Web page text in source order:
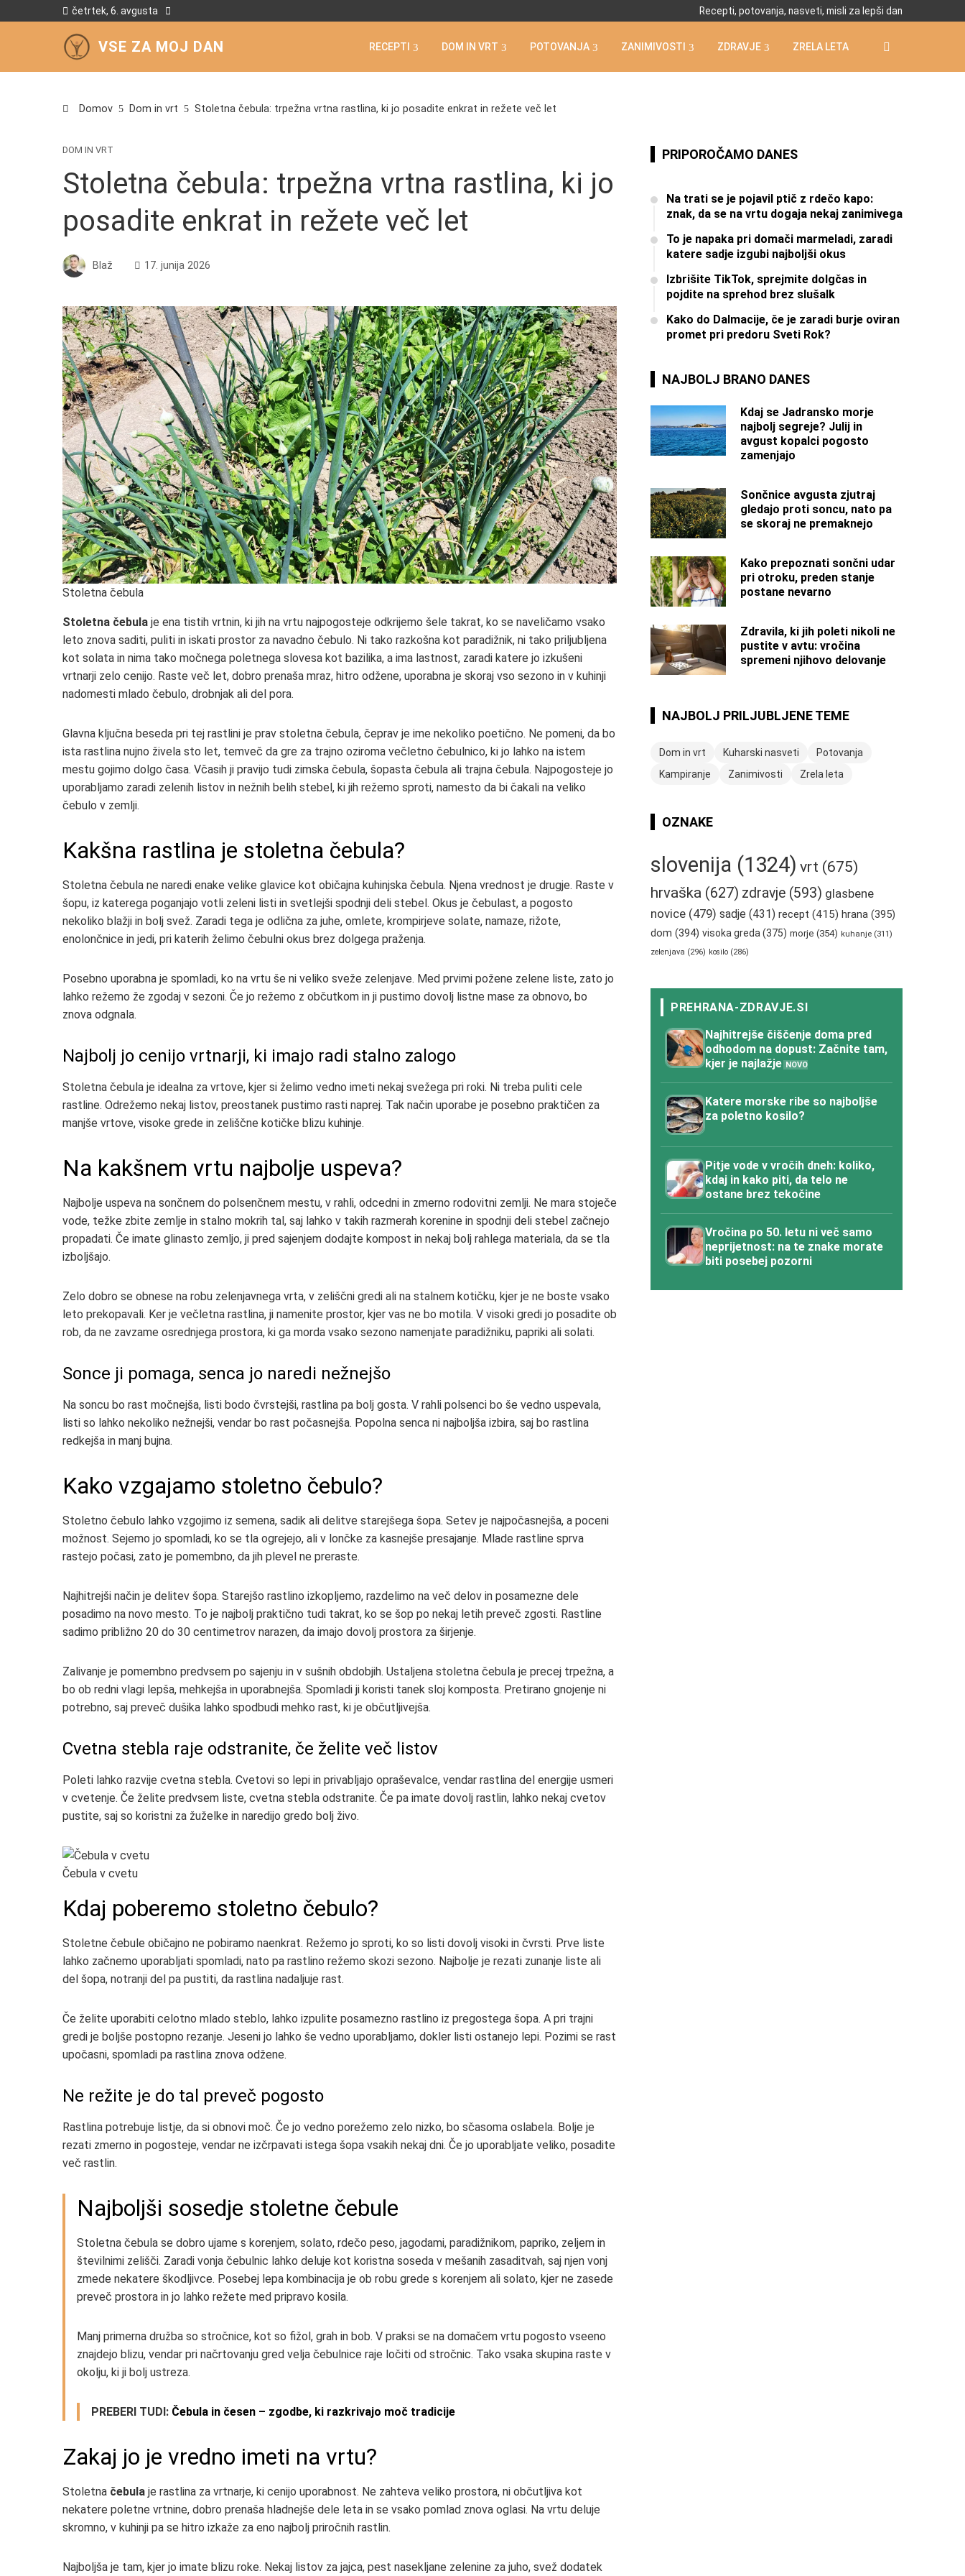
četrtek, 6. avgusta Recepti, potovanja, nasveti, misli za lepši dan
VSE ZA MOJ DAN RECEPTI DOM IN VRT POTOVANJA ZANIMIVOSTI ZDRAVJE ZRELA LETA
Domov Dom in vrt Stoletna čebula: trpežna vrtna rastlina, ki jo posadite enkrat in režete več let
DOM IN VRT
Stoletna čebula: trpežna vrtna rastlina, ki jo
posadite enkrat in režete več let
Blaž 17. junija 2026
Stoletna čebula
Stoletna čebula je ena tistih vrtnin, ki jih na vrtu najpogosteje odkrijemo šele takrat, ko se naveličamo vsako
leto znova saditi, puliti in iskati prostor za navadno čebulo. Ni tako razkošna kot paradižnik, ni tako priljubljena
kot solata in nima tako močnega poletnega slovesa kot bazilika, a ima lastnost, zaradi katere jo izkušeni
vrtnarji zelo cenijo. Raste več let, dobro prenaša mraz, hitro odžene, uporabna je skoraj vso sezono in v kuhinji
nadomesti mlado čebulo, drobnjak ali del pora.
Glavna ključna beseda pri tej rastlini je prav stoletna čebula, čeprav je ime nekoliko poetično. Ne pomeni, da bo
ista rastlina nujno živela sto let, temveč da gre za trajno oziroma večletno čebulnico, ki jo lahko na istem
mestu gojimo dolgo časa. Včasih ji pravijo tudi zimska čebula, šopasta čebula ali trajna čebula. Najpogosteje jo
uporabljamo zaradi zelenih listov in nežnih belih stebel, ki jih režemo sproti, namesto da bi čakali na veliko
čebulo v zemlji.
Kakšna rastlina je stoletna čebula?
Stoletna čebula ne naredi enake velike glavice kot običajna kuhinjska čebula. Njena vrednost je drugje. Raste v
šopu, iz katerega poganjajo votli zeleni listi in svetlejši spodnji deli stebel. Okus je čebulast, a pogosto
nekoliko blažji in bolj svež. Zaradi tega je odlična za juhe, omlete, krompirjeve solate, namaze, rižote,
enolončnice in jedi, pri katerih želimo čebulni okus brez dolgega praženja.
Posebno uporabna je spomladi, ko na vrtu še ni veliko sveže zelenjave. Med prvimi požene zelene liste, zato jo
lahko režemo že zgodaj v sezoni. Če jo režemo z občutkom in ji pustimo dovolj listne mase za obnovo, bo
znova odgnala.
Najbolj jo cenijo vrtnarji, ki imajo radi stalno zalogo
Stoletna čebula je idealna za vrtove, kjer si želimo vedno imeti nekaj svežega pri roki. Ni treba puliti cele
rastline. Odrežemo nekaj listov, preostanek pustimo rasti naprej. Tak način uporabe je posebno praktičen za
manjše vrtove, visoke grede in zeliščne kotičke blizu kuhinje.
Na kakšnem vrtu najbolje uspeva?
Najbolje uspeva na sončnem do polsenčnem mestu, v rahli, odcedni in zmerno rodovitni zemlji. Ne mara stoječe
vode, težke zbite zemlje in stalno mokrih tal, saj lahko v takih razmerah korenine in spodnji deli stebel začnejo
propadati. Če imate glinasto zemljo, ji pred sajenjem dodajte kompost in nekaj bolj rahlega materiala, da se tla
izboljšajo.
Zelo dobro se obnese na robu zelenjavnega vrta, v zeliščni gredi ali na stalnem kotičku, kjer je ne boste vsako
leto prekopavali. Ker je večletna rastlina, ji namenite prostor, kjer vas ne bo motila. V visoki gredi jo posadite ob
rob, da ne zavzame osrednjega prostora, ki ga morda vsako sezono namenjate paradižniku, papriki ali solati.
Sonce ji pomaga, senca jo naredi nežnejšo
Na soncu bo rast močnejša, listi bodo čvrstejši, rastlina pa bolj gosta. V rahli polsenci bo še vedno uspevala,
listi so lahko nekoliko nežnejši, vendar bo rast počasnejša. Popolna senca ni najboljša izbira, saj bo rastlina
redkejša in manj bujna.
Kako vzgajamo stoletno čebulo?
Stoletno čebulo lahko vzgojimo iz semena, sadik ali delitve starejšega šopa. Setev je najpočasnejša, a poceni
možnost. Sejemo jo spomladi, ko se tla ogrejejo, ali v lončke za kasnejše presajanje. Mlade rastline sprva
rastejo počasi, zato je pomembno, da jih plevel ne preraste.
Najhitrejši način je delitev šopa. Starejšo rastlino izkopljemo, razdelimo na več delov in posamezne dele
posadimo na novo mesto. To je najbolj praktično tudi takrat, ko se šop po nekaj letih preveč zgosti. Rastline
sadimo približno 20 do 30 centimetrov narazen, da imajo dovolj prostora za širjenje.
Zalivanje je pomembno predvsem po sajenju in v sušnih obdobjih. Ustaljena stoletna čebula je precej trpežna, a
bo ob redni vlagi lepša, mehkejša in uporabnejša. Spomladi ji koristi tanek sloj komposta. Pretirano gnojenje ni
potrebno, saj preveč dušika lahko spodbudi mehko rast, ki je občutljivejša.
Cvetna stebla raje odstranite, če želite več listov
Poleti lahko razvije cvetna stebla. Cvetovi so lepi in privabljajo opraševalce, vendar rastlina del energije usmeri
v cvetenje. Če želite predvsem liste, cvetna stebla odstranite. Če pa imate dovolj rastlin, lahko nekaj cvetov
pustite, saj so koristni za žuželke in naredijo gredo bolj živo.
Čebula v cvetu
Kdaj poberemo stoletno čebulo?
Stoletne čebule običajno ne pobiramo naenkrat. Režemo jo sproti, ko so listi dovolj visoki in čvrsti. Prve liste
lahko začnemo uporabljati spomladi, nato pa rastlino režemo skozi sezono. Najbolje je rezati zunanje liste ali
del šopa, notranji del pa pustiti, da rastlina nadaljuje rast.
Če želite uporabiti celotno mlado steblo, lahko izpulite posamezno rastlino iz pregostega šopa. A pri trajni
gredi je boljše postopno rezanje. Jeseni jo lahko še vedno uporabljamo, dokler listi ostanejo lepi. Pozimi se rast
upočasni, spomladi pa rastlina znova odžene.
Ne režite je do tal preveč pogosto
Rastlina potrebuje listje, da si obnovi moč. Če jo vedno porežemo zelo nizko, bo sčasoma oslabela. Bolje je
rezati zmerno in pogosteje, vendar ne izčrpavati istega šopa vsakih nekaj dni. Če jo uporabljate veliko, posadite
več rastlin.
Najboljši sosedje stoletne čebule
Stoletna čebula se dobro ujame s korenjem, solato, rdečo peso, jagodami, paradižnikom, papriko, zeljem in
številnimi zelišči. Zaradi vonja čebulnic lahko deluje kot koristna soseda v mešanih zasaditvah, saj njen vonj
zmede nekatere škodljivce. Posebej lepa kombinacija je ob robu grede s korenjem ali solato, kjer ne zasede
preveč prostora in jo lahko režete med pripravo kosila.
Manj primerna družba so stročnice, kot so fižol, grah in bob. V praksi se na domačem vrtu pogosto vseeno
znajdejo blizu, vendar pri načrtovanju gred velja čebulnice raje ločiti od stročnic. Tako vsaka skupina raste v
okolju, ki ji bolj ustreza.
PREBERI TUDI: Čebula in česen – zgodbe, ki razkrivajo moč tradicije
Zakaj jo je vredno imeti na vrtu?
Stoletna čebula je rastlina za vrtnarje, ki cenijo uporabnost. Ne zahteva veliko prostora, ni občutljiva kot
nekatere poletne vrtnine, dobro prenaša hladnejše dele leta in se vsako pomlad znova oglasi. Na vrtu deluje
skromno, v kuhinji pa se hitro izkaže za eno najbolj priročnih rastlin.
Najboljša je tam, kjer jo imate blizu roke. Nekaj listov za jajca, pest nasekljane zelenine za juho, svež dodatek
PRIPOROČAMO DANES
Na trati se je pojavil ptič z rdečo kapo:
znak, da se na vrtu dogaja nekaj zanimivega
To je napaka pri domači marmeladi, zaradi
katere sadje izgubi najboljši okus
Izbrišite TikTok, sprejmite dolgčas in
pojdite na sprehod brez slušalk
Kako do Dalmacije, če je zaradi burje oviran
promet pri predoru Sveti Rok?
NAJBOLJ BRANO DANES
Kdaj se Jadransko morje
najbolj segreje? Julij in
avgust kopalci pogosto
zamenjajo
Sončnice avgusta zjutraj
gledajo proti soncu, nato pa
se skoraj ne premaknejo
Kako prepoznati sončni udar
pri otroku, preden stanje
postane nevarno
Zdravila, ki jih poleti nikoli ne
pustite v avtu: vročina
spremeni njihovo delovanje
NAJBOLJ PRILJUBLJENE TEME
Dom in vrt Kuharski nasveti
Potovanja
Kampiranje
Zanimivosti Zrela leta
OZNAKE
slovenija (1324) vrt (675)
hrvaška (627) zdravje (593) glasbene
novice (479) sadje (431) recept (415) hrana (395)
dom (394) visoka greda (375) morje (354) kuhanje (311)
zelenjava (296) kosilo (286)
Najhitrejše čiščenje doma pred
odhodom na dopust: Začnite tam,
kjer je najlažje
Katere morske ribe so najboljše
za poletno kosilo?
Pitje vode v vročih dneh: koliko,
kdaj in kako piti, da telo ne
ostane brez tekočine
Vročina po 50. letu ni več samo
neprijetnost: na te znake morate
biti posebej pozorni